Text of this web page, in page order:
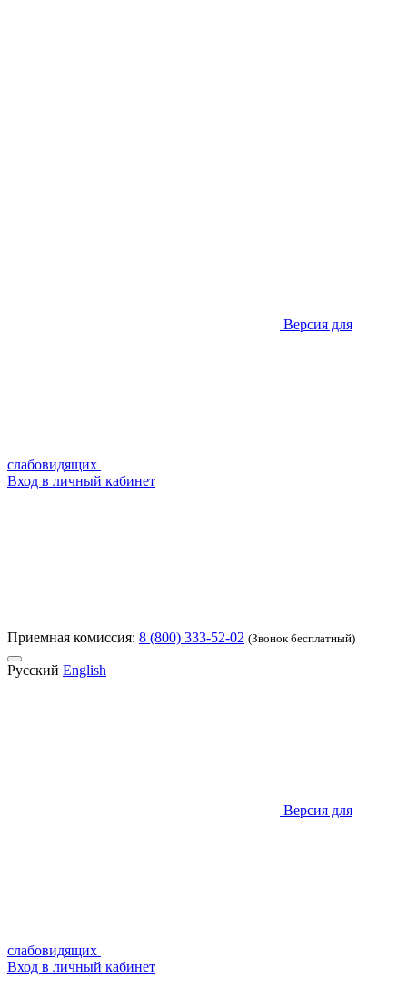
Версия для
слабовидящих
Вход в личный кабинет
Приемная комиссия: 8 (800) 333-52-02 (Звонок бесплатный)
Русский English
Версия для
слабовидящих
Вход в личный кабинет